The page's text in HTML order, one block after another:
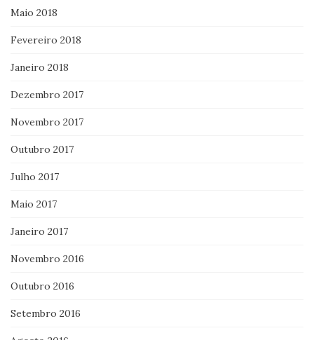
Maio 2018
Fevereiro 2018
Janeiro 2018
Dezembro 2017
Novembro 2017
Outubro 2017
Julho 2017
Maio 2017
Janeiro 2017
Novembro 2016
Outubro 2016
Setembro 2016